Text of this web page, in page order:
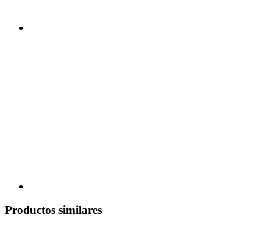
Productos similares